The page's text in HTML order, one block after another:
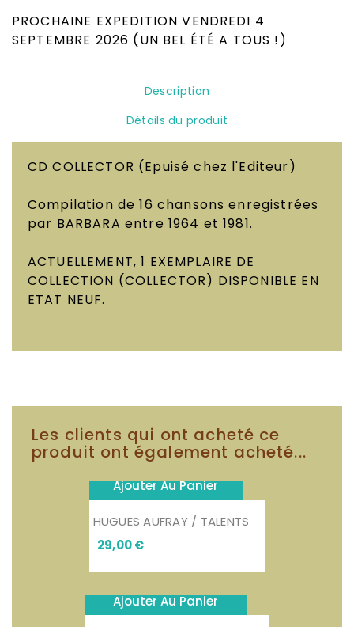
PROCHAINE EXPEDITION VENDREDI 4
SEPTEMBRE 2026 (UN BEL ÉTÉ A TOUS !)
Description
Détails du produit
CD COLLECTOR (Epuisé chez l'Editeur)
Compilation de 16 chansons enregistrées
par BARBARA entre 1964 et 1981.
ACTUELLEMENT, 1 EXEMPLAIRE DE
COLLECTION (COLLECTOR) DISPONIBLE EN
ETAT NEUF.
Les clients qui ont acheté ce
produit ont également acheté...
Ajouter Au Panier
HUGUES AUFRAY / TALENTS
29,00 €Prix
Ajouter Au Panier